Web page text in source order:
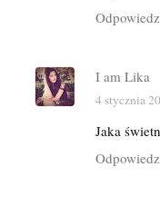
Odpowiedz
I am Lika
4 stycznia
Jaka
Odpowiedz